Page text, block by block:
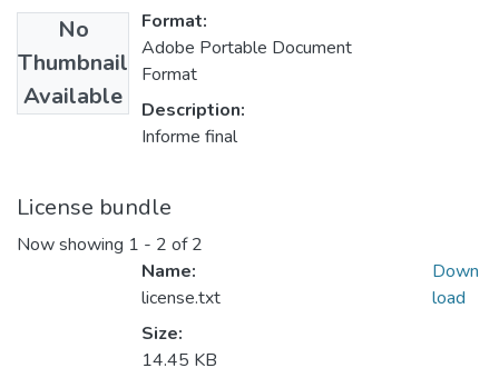
No
Thumbnail
Available
Format:
Adobe Portable Document
Format
Description:
Informe final
License bundle
Now showing 1 - 2 of 2
Name:
license.txt
Size:
14.45 KB
Down
load